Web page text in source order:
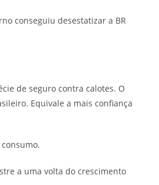
conseguiu desestatizar a BR
de seguro contra calotes. O
Equivale a mais confiança
a uma volta do crescimento